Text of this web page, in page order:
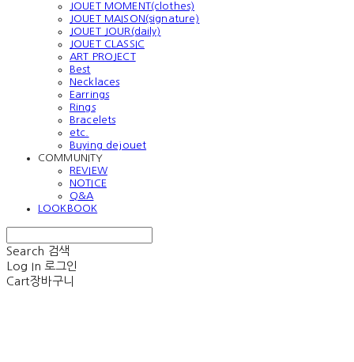
JOUET MOMENT(clothes)
JOUET MAISON(signature)
JOUET JOUR(daily)
JOUET CLASSIC
ART PROJECT
Best
Necklaces
Earrings
Rings
Bracelets
etc.
Buying dejouet
COMMUNITY
REVIEW
NOTICE
Q&A
LOOKBOOK
Search 검색
Log In 로그인
Cart장바구니